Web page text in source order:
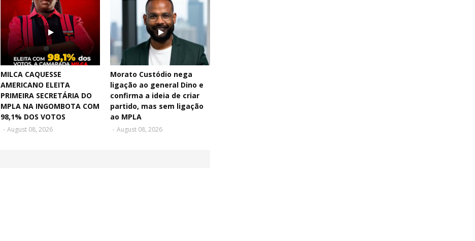
MILCA CAQUESSE
AMERICANO ELEITA
PRIMEIRA SECRETÁRIA DO
MPLA NA INGOMBOTA COM
98,1% DOS VOTOS
- August 08, 2026
Morato Custódio nega
ligação ao general Dino e
confirma a ideia de criar
partido, mas sem ligação
ao MPLA
- August 08, 2026